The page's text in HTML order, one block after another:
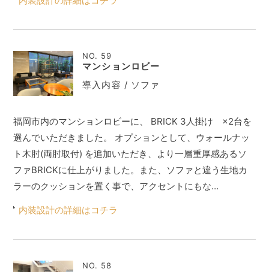
NO. 59
マンションロビー
導入内容 / ソファ
内装設計の詳細はコチラ
福岡市内のマンションロビーに、 BRICK 3人掛け ×2台を
選んでいただきました。 オプションとして、ウォールナッ
ト木肘(両肘取付) を追加いただき、より一層重厚感あるソ
ファBRICKに仕上がりました。また、ソファと違う生地カ
ラーのクッションを置く事で、アクセントにもな…
NO. 58